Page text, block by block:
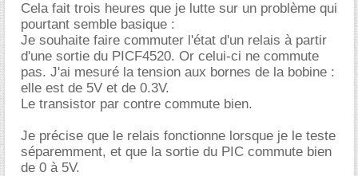
Cela fait trois heures que je lutte sur un problème qui
pourtant semble basique :
Je souhaite faire commuter l'état d'un relais à partir
d'une sortie du PICF4520. Or celui-ci ne commute
pas. J'ai mesuré la tension aux bornes de la bobine :
elle est de 5V et de 0.3V.
Le transistor par contre commute bien.
Je précise que le relais fonctionne lorsque je le teste
séparemment, et que la sortie du PIC commute bien
de 0 à 5V.